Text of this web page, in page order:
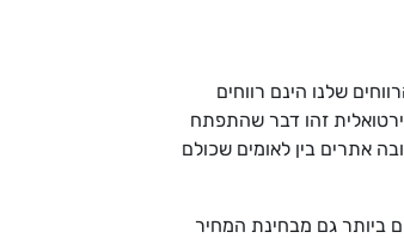
שלנו הינם רווחים
זהו דבר שהתפתח
אתרים בין לאומים שכולם
ביותר גם מבחינת המחיר